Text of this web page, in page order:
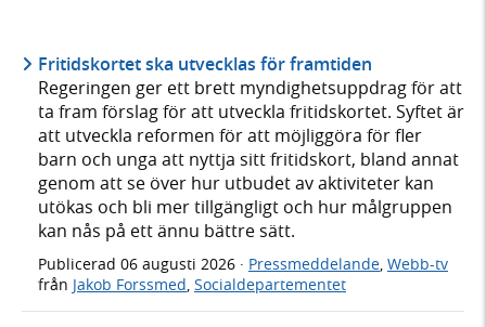
Fritidskortet ska utvecklas för framtiden
Regeringen ger ett brett myndighetsuppdrag för att
ta fram förslag för att utveckla fritidskortet. Syftet är
att utveckla reformen för att möjliggöra för fler
barn och unga att nyttja sitt fritidskort, bland annat
genom att se över hur utbudet av aktiviteter kan
utökas och bli mer tillgängligt och hur målgruppen
kan nås på ett ännu bättre sätt.
Publicerad 06 augusti 2026 · Pressmeddelande Webb-tv
från Jakob Forssmed Socialdepartementet